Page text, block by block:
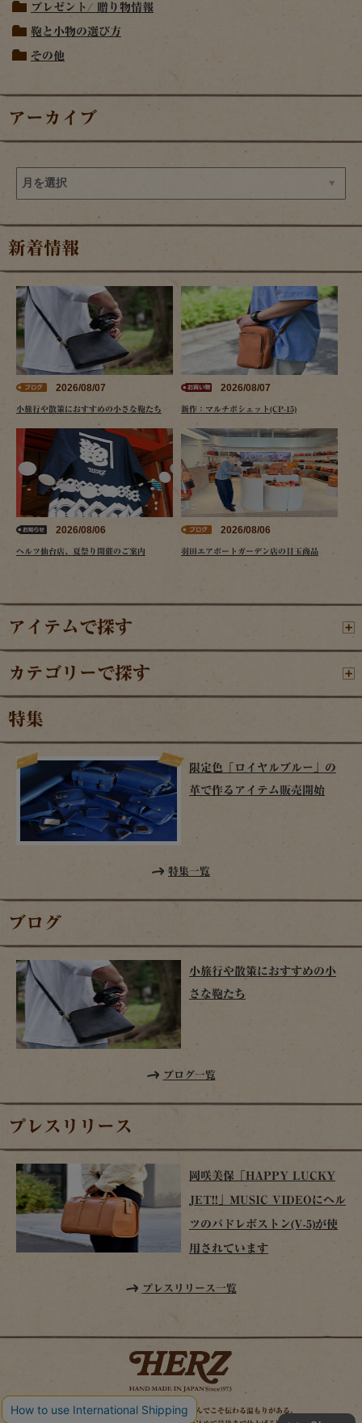
プレゼント/ 贈り物情報
鞄と小物の選び方
その他
アーカイブ
新着情報
2026/08/07
小旅行や散策におすすめの小さな鞄たち
2026/08/07
新作：マルチポシェット(CP-15)
2026/08/06
ヘルツ仙台店、夏祭り開催のご案内
2026/08/06
羽田エアポートガーデン店の目玉商品
アイテムで探す
カテゴリーで探す
特集
限定色「ロイヤルブルー」の
革で作るアイテム販売開始
特集一覧
ブログ
小旅行や散策におすすめの小
さな鞄たち
ブログ一覧
プレスリリース
岡咲美保「HAPPY LUCKY
JET!!」MUSIC VIDEOにヘル
ツのパドレボストン(V-5)が使
用されています
プレスリリース一覧
時を経てこそ解る味わいがある。使い込んでこそ伝わる温もりがある。